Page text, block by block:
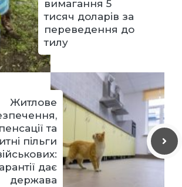
вимагання 5
тисяч доларів за
переведення до
тилу
Житлове
та
пільги
дає
держава